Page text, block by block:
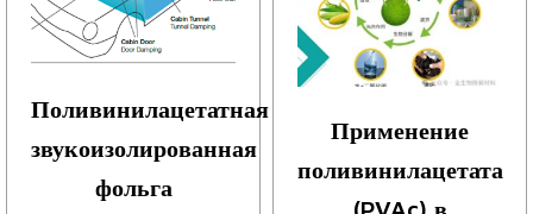
Поливинилацетатная
звукоизолированная
фольга
Применение
поливинилацетата